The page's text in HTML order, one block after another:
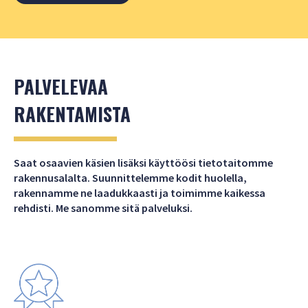
PALVELEVAA
RAKENTAMISTA
Saat osaavien käsien lisäksi käyttöösi tietotaitomme
rakennusalalta. Suunnittelemme kodit huolella,
rakennamme ne laadukkaasti ja toimimme kaikessa
rehdisti. Me sanomme sitä palveluksi.